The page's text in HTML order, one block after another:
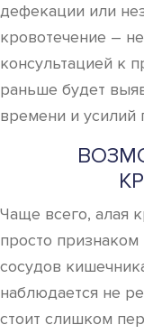
дефекации или
кровотечение –
консультацией к
раньше будет
времени и усилий
Чаще всего, алая
просто
сосудов
наблюдается не
стоит слишком